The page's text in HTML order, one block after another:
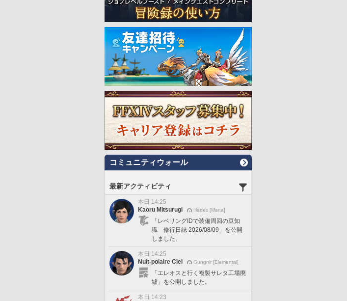
コミュニティウォール
最新アクティビティ
本日 14:25
Kaoru Mitsurugi
Hades [Mana]
「レベリングIDで装備周回の豆知
識 修行日誌 2026/08/09」を公開
しました。
本日 14:25
Nuit-polaire Ciel
Gungnir [Elemental]
「エレオスと行く複製サレタ工場廃
墟」を公開しました。
本日 14:23